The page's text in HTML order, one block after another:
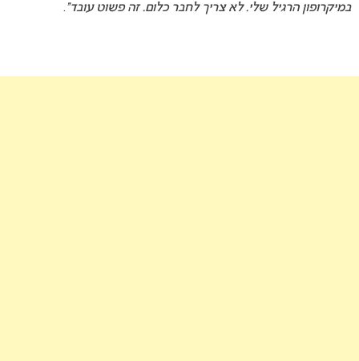
במיקרופון הרגיל שלי. לא צריך לחבר כלום. זה פשוט עובד”.